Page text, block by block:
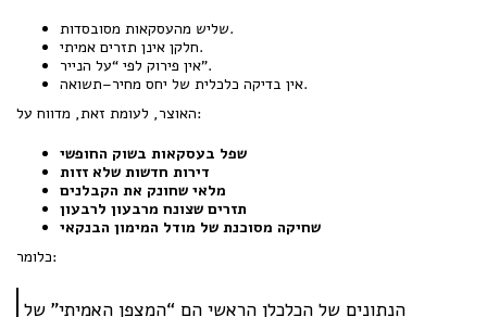
שליש מהעסקאות מסובסדות.
חלקן אינן תזרים אמיתי.
אין פירוק לפי “על הנייר”.
אין בדיקה כלכלית של יחס מחיר–תשואה.
האוצר, לעומת זאת, מדווח על:
שפל בעסקאות בשוק החופשי
דירות חדשות שלא זזות
מלאי שחונק את הקבלנים
תזרים שצונח מרבעון לרבעון
שחיקה מסוכנת של מודל המימון הבנקאי
כלומר:
הנתונים של הכלכלן הראשי הם “המצפן האמיתי” של